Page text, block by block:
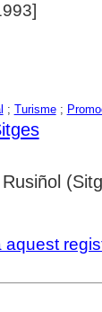
; Turisme;
aquest